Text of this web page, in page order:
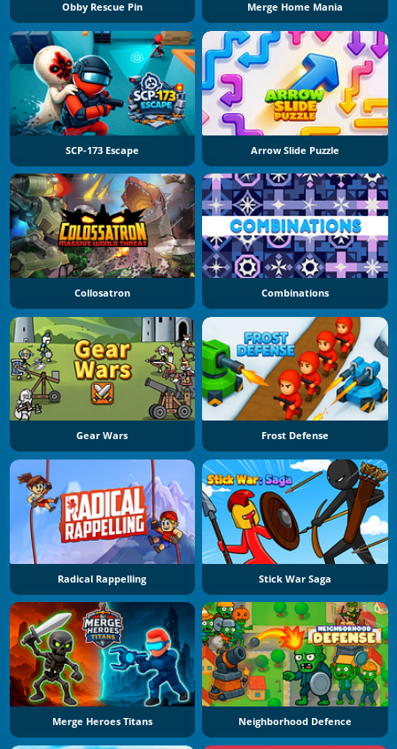
Obby Rescue Pin Merge Home Mania
SCP-173 Escape Arrow Slide Puzzle
Collosatron Combinations
Gear Wars Frost Defense
Radical Rappelling Stick War Saga
Merge Heroes Titans Neighborhood Defence